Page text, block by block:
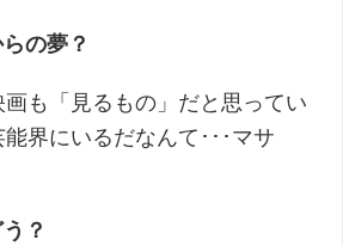
の夢？
も「見るもの」だと思ってい
界にいるだなんて･･･マサ
？